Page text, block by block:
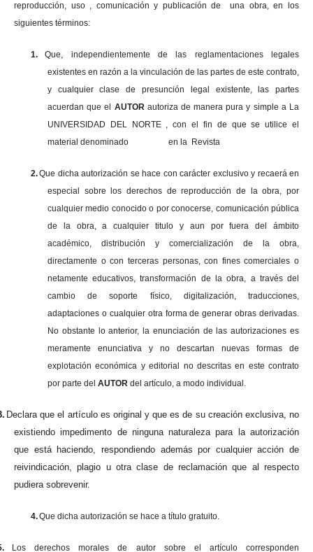
reproducción, uso , comunicación y publicación de una obra, en los
siguientes términos:
1.
Que, independientemente de las reglamentaciones legales
existentes en razón a la vinculación de las partes de este contrato,
y cualquier clase de presunción legal existente, las partes
acuerdan que el AUTOR autoriza de manera pura y simple a La
UNIVERSIDAD DEL NORTE , con el fin de que se utilice el
material denominado en la Revista
2.Que dicha autorización se hace con carácter exclusivo y recaerá en
especial sobre los derechos de reproducción de la obra, por
cualquier medio conocido o por conocerse, comunicación pública
de la obra, a cualquier titulo y aun por fuera del ámbito
académico, distribución y comercialización de la obra,
directamente o con terceras personas, con fines comerciales o
netamente educativos, transformación de la obra, a través del
cambio de soporte físico, digitalización, traducciones,
adaptaciones o cualquier otra forma de generar obras derivadas.
No obstante lo anterior, la enunciación de las autorizaciones es
meramente enunciativa y no descartan nuevas formas de
explotación económica y editorial no descritas en este contrato
por parte del AUTORdel artículo, a modo individual.
Declara que el artículo es original y que es de su creación exclusiva, no
existiendo impedimento de ninguna naturaleza para la autorización
que está haciendo, respondiendo además por cualquier acción de
reivindicación, plagio u otra clase de reclamación que al respecto
pudiera sobrevenir.
4.Que dicha autorización se hace a título gratuito.
Los derechos morales de autor sobre el artículo corresponden